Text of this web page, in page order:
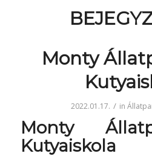
Monty
2022.01.17. / in
Monty
Kutyaiskola